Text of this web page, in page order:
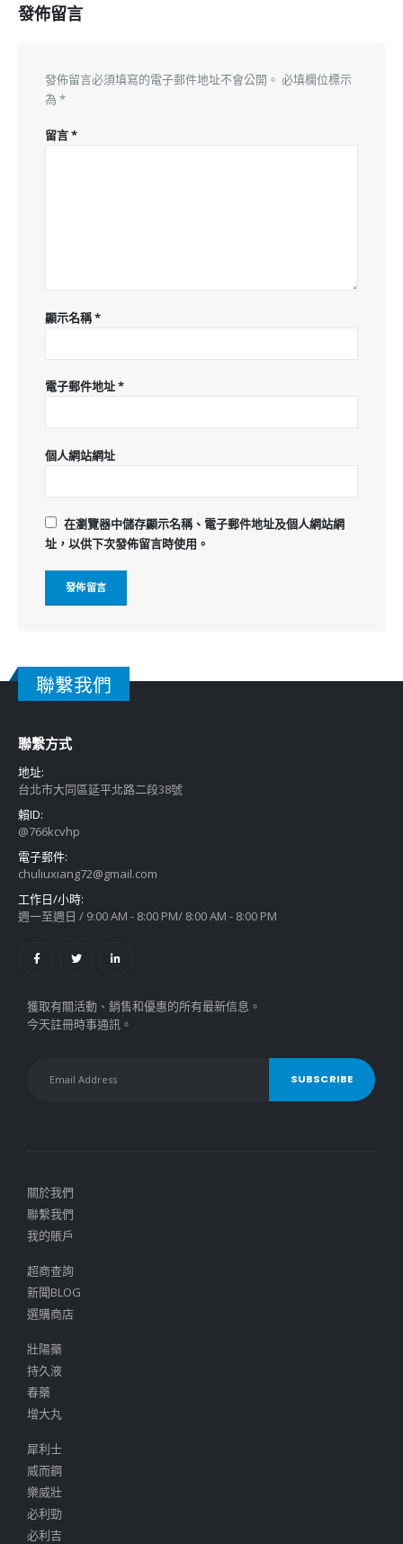
發佈留言
發佈留言必須填寫的電子郵件地址不會公開。 必填欄位標示
為 *
留言*
顯示名稱*
電子郵件地址*
個人網站網址
在瀏覽器中儲存顯示名稱、電子郵件地址及個人網站網
址，以供下次發佈留言時使用。
聯繫我們
聯繫方式
地址:
台北市大同區延平北路二段38號
賴ID:
@766kcvhp
電子郵件:
chuliuxiang72@gmail.com
工作日/小時:
週一至週日 / 9:00 AM - 8:00 PM/ 8:00 AM - 8:00 PM
獲取有關活動、銷售和優惠的所有最新信息。
今天註冊時事通訊。
關於我們
聯繫我們
我的賬戶
超商查詢
新聞BLOG
選購商店
壯陽藥
持久液
春藥
增大丸
犀利士
威而鋼
樂威壯
必利勁
必利吉